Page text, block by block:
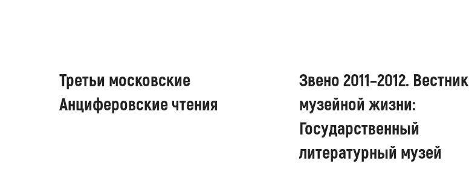
Третьи московские
Анциферовские чтения
Звено 2011–2012. Вестник
музейной жизни:
Государственный
литературный музей